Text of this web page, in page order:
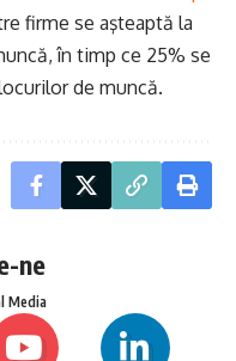
firme se aşteaptă la
în timp ce 25% se
de muncă.
ne
Media